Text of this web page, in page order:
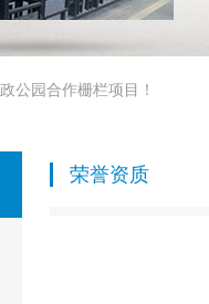
公园合作栅栏项目！
荣誉资质